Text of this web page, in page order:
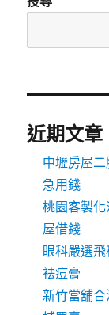
近期文章
中壢房屋
急用錢
桃園客製
屋借錢
眼科嚴選
祛痘膏
新竹當舖